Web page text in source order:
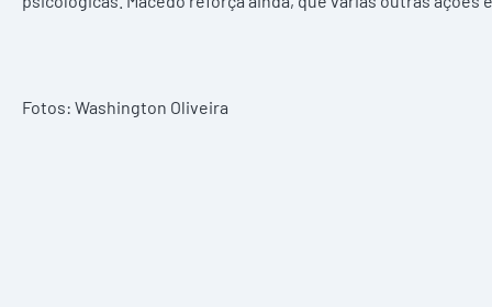
Fotos: Washington Oliveira